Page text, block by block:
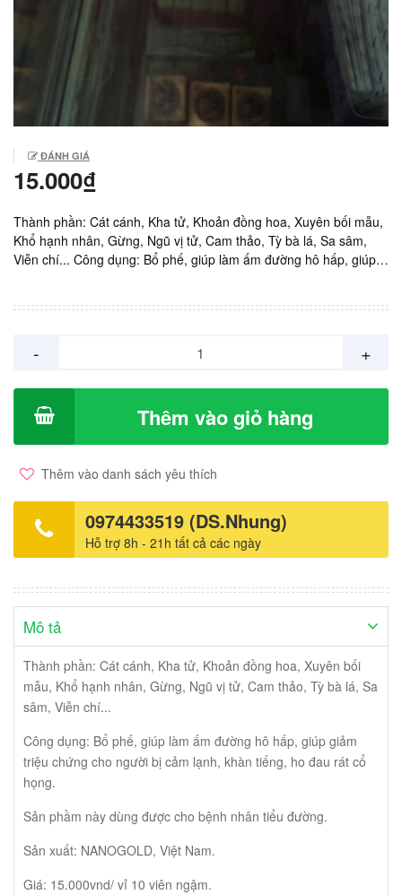
ĐÁNH GIÁ
15.000₫
Thành phần: Cát cánh, Kha tử, Khoản đồng hoa, Xuyên bối mẫu,
Khổ hạnh nhân, Gừng, Ngũ vị tử, Cam thảo, Tỳ bà lá, Sa sâm,
Viễn chí... Công dụng: Bổ phế, giúp làm ấm đường hô hấp, giúp
xuất: NANOGOLD, Việt Nam. Giá: 15.000vnd/ vỉ 10 viên ngậm.
- +
Thêm vào giỏ hàng
Thêm vào danh sách yêu thích
0974433519 (DS.Nhung)
Hỗ trợ 8h - 21h tất cả các ngày
Mô tả
Thành phần: Cát cánh, Kha tử, Khoản đồng hoa, Xuyên bối
mẫu, Khổ hạnh nhân, Gừng, Ngũ vị tử, Cam thảo, Tỳ bà lá, Sa
sâm, Viễn chí...
Công dụng: Bổ phế, giúp làm ấm đường hô hấp, giúp giảm
triệu chứng cho người bị cảm lạnh, khàn tiếng, ho đau rát cổ
họng.
Sản phầm này dùng được cho bệnh nhân tiểu đường.
Sản xuất: NANOGOLD, Việt Nam.
Giá: 15.000vnd/ vỉ 10 viên ngậm.